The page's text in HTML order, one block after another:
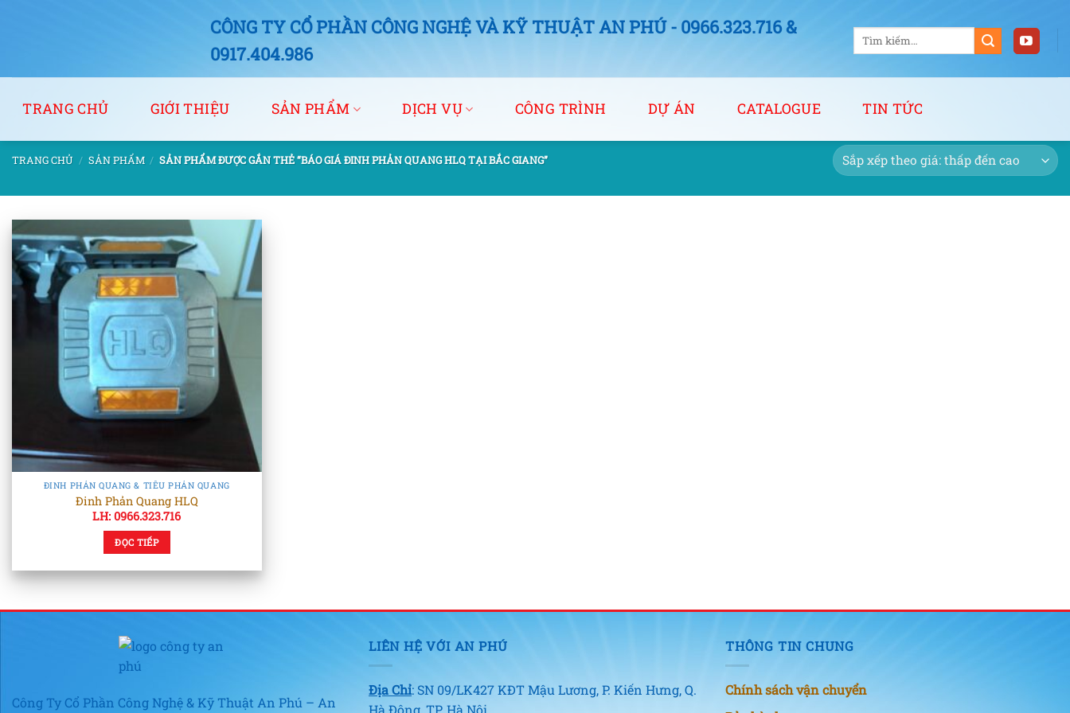
CÔNG TY CỔ PHẦN CÔNG NGHỆ VÀ KỸ THUẬT AN PHÚ - 0966.323.716 &
0917.404.986
Tìm
kiếm:
TRANG CHỦ GIỚI THIỆU SẢN PHẨM DỊCH VỤ CÔNG TRÌNH DỰ ÁN CATALOGUE TIN TỨC
TRANG CHỦ / SẢN PHẨM / SẢN PHẨM ĐƯỢC GẮN THẺ “BÁO GIÁ ĐINH PHẢN QUANG HLQ TẠI BẮC GIANG”
ĐINH PHẢN QUANG & TIÊU PHẢN QUANG
Đinh Phản Quang HLQ
LH: 0966.323.716
ĐỌC TIẾP
Công Ty Cổ Phần Công Nghệ & Kỹ Thuật An Phú – An
LIÊN HỆ VỚI AN PHÚ
Địa Chỉ: SN 09/LK427 KĐT Mậu Lương, P. Kiến Hưng, Q.
Hà Đông, TP. Hà Nội
THÔNG TIN CHUNG
Chính sách vận chuyển